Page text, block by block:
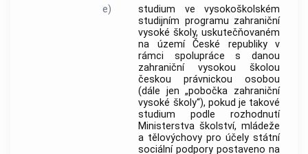
e)
studium ve vysokoškolském
studijním programu zahraniční
vysoké školy, uskutečňovaném
na území České republiky v
rámci spolupráce s danou
zahraniční vysokou školou
českou právnickou osobou
(dále jen „pobočka zahraniční
vysoké školy“), pokud je takové
studium podle rozhodnutí
Ministerstva školství, mládeže
a tělovýchovy pro účely státní
sociální podpory postaveno na